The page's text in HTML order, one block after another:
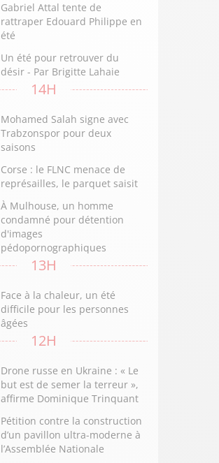
Gabriel Attal tente de
rattraper Edouard Philippe en
été
Un été pour retrouver du
désir - Par Brigitte Lahaie
14H
Mohamed Salah signe avec
Trabzonspor pour deux
saisons
Corse : le FLNC menace de
représailles, le parquet saisit
À Mulhouse, un homme
condamné pour détention
d'images
pédopornographiques
13H
Face à la chaleur, un été
difficile pour les personnes
âgées
12H
Drone russe en Ukraine : « Le
but est de semer la terreur »,
affirme Dominique Trinquant
Pétition contre la construction
d’un pavillon ultra-moderne à
l’Assemblée Nationale